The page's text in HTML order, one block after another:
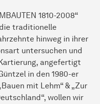
1810-2008“
traditionelle
hinweg in ihrer
untersuchen und
angefertigt
in den 1980-er
mit Lehm“ & „Zur
wollen wir